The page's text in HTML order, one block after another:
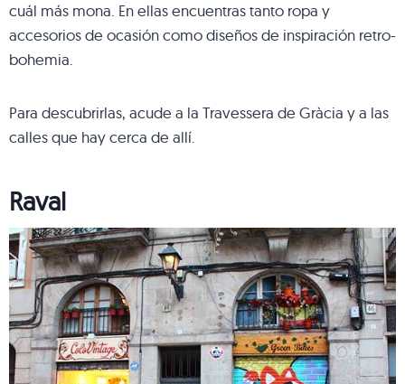
cuál más mona. En ellas encuentras tanto ropa y
accesorios de ocasión como diseños de inspiración retro-
bohemia.
Para descubrirlas, acude a la Travessera de Gràcia y a las
calles que hay cerca de allí.
Raval